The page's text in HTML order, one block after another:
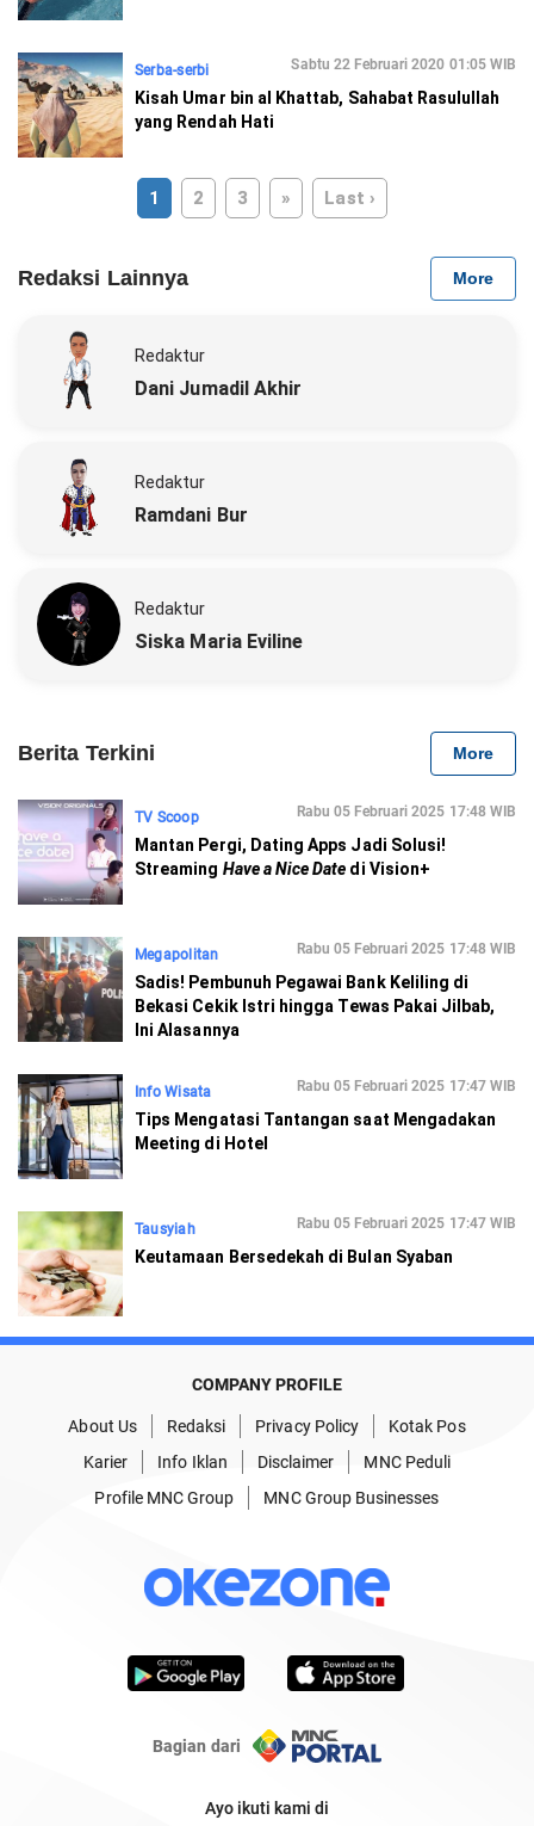
Serba-serbi Sabtu 22 Februari 2020 01:05 WIB
Kisah Umar bin al Khattab, Sahabat Rasulullah
yang Rendah Hati
1 2 3 » Last ›
Redaksi Lainnya More
Redaktur
Dani Jumadil Akhir
Redaktur
Ramdani Bur
Redaktur
Siska Maria Eviline
Berita Terkini More
TV Scoop Rabu 05 Februari 2025 17:48 WIB
Mantan Pergi, Dating Apps Jadi Solusi!
Streaming Have a Nice Date di Vision+
Megapolitan Rabu 05 Februari 2025 17:48 WIB
Sadis! Pembunuh Pegawai Bank Keliling di
Bekasi Cekik Istri hingga Tewas Pakai Jilbab,
Ini Alasannya
Info Wisata Rabu 05 Februari 2025 17:47 WIB
Tips Mengatasi Tantangan saat Mengadakan
Meeting di Hotel
Tausyiah Rabu 05 Februari 2025 17:47 WIB
Keutamaan Bersedekah di Bulan Syaban
COMPANY PROFILE
About Us Redaksi Privacy Policy
Kotak Pos
Karier
Info Iklan Disclaimer
MNC Peduli
Profile MNC Group
MNC Group Businesses
Bagian dari
Ayo ikuti kami di